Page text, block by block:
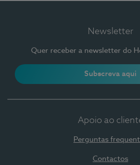
Newsletter
Quer receber a newsletter do
Subscreva aqui
Apoio ao
Perguntas
Contactos